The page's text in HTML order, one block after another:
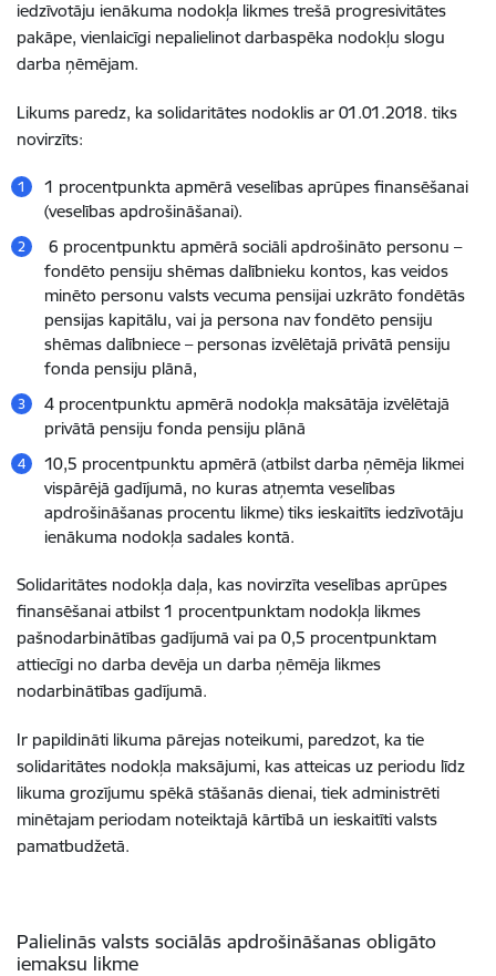
iedzīvotāju ienākuma nodokļa likmes trešā progresivitātes
pakāpe, vienlaicīgi nepalielinot darbaspēka nodokļu slogu
darba ņēmējam.
Likums paredz, ka solidaritātes nodoklis ar 01.01.2018. tiks
novirzīts:
1 procentpunkta apmērā veselības aprūpes finansēšanai
(veselības apdrošināšanai).
6 procentpunktu apmērā sociāli apdrošināto personu –
fondēto pensiju shēmas dalībnieku kontos, kas veidos
minēto personu valsts vecuma pensijai uzkrāto fondētās
pensijas kapitālu, vai ja persona nav fondēto pensiju
shēmas dalībniece – personas izvēlētajā privātā pensiju
fonda pensiju plānā,
4 procentpunktu apmērā nodokļa maksātāja izvēlētajā
privātā pensiju fonda pensiju plānā
10,5 procentpunktu apmērā (atbilst darba ņēmēja likmei
vispārējā gadījumā, no kuras atņemta veselības
apdrošināšanas procentu likme) tiks ieskaitīts iedzīvotāju
ienākuma nodokļa sadales kontā.
Solidaritātes nodokļa daļa, kas novirzīta veselības aprūpes
finansēšanai atbilst 1 procentpunktam nodokļa likmes
pašnodarbinātības gadījumā vai pa 0,5 procentpunktam
attiecīgi no darba devēja un darba ņēmēja likmes
nodarbinātības gadījumā.
Ir papildināti likuma pārejas noteikumi, paredzot, ka tie
solidaritātes nodokļa maksājumi, kas atteicas uz periodu līdz
likuma grozījumu spēkā stāšanās dienai, tiek administrēti
minētajam periodam noteiktajā kārtībā un ieskaitīti valsts
pamatbudžetā.
Palielinās valsts sociālās apdrošināšanas obligāto
iemaksu likme